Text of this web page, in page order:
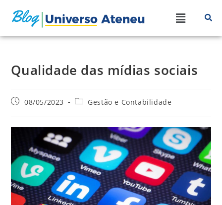
Qualidade das mídias sociais
08/05/2023 Gestão e Contabilidade